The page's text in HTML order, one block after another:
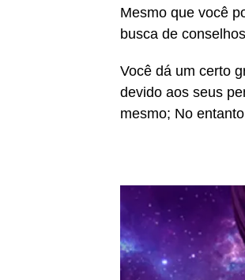
Mesmo que você
busca de
Você dá um certo
devido aos seus
mesmo; No